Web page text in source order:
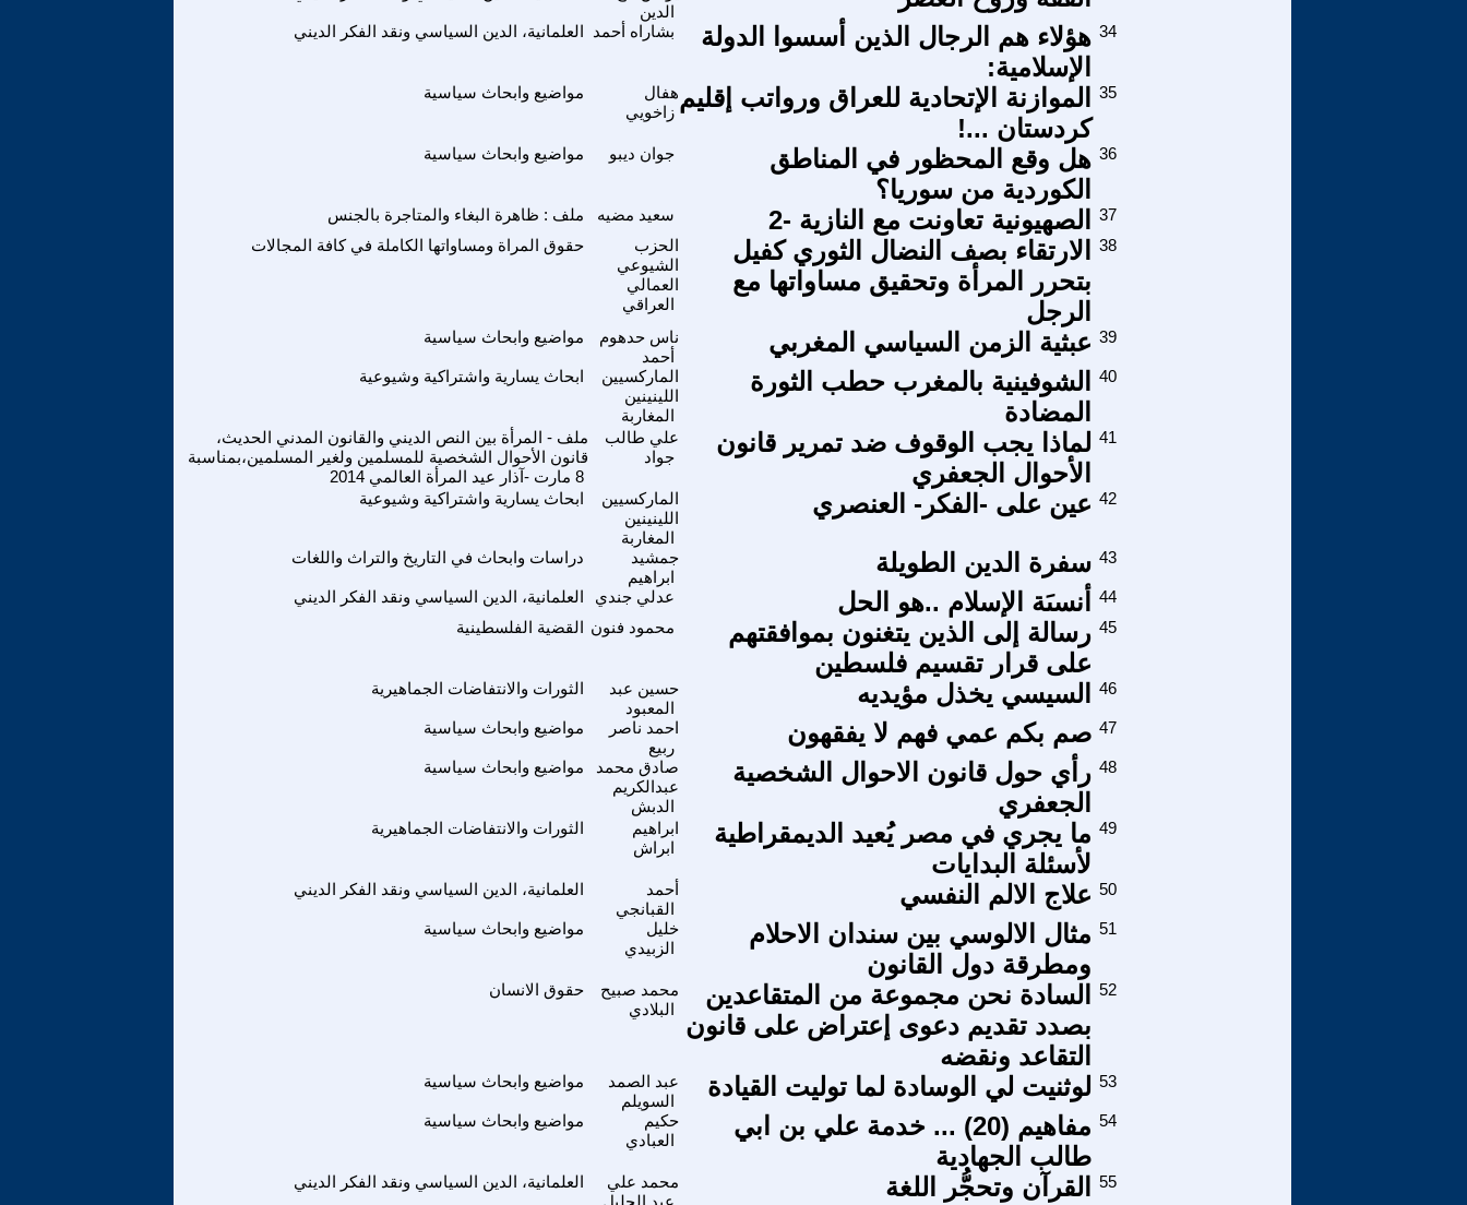
الدين
العلمانية، الدين السياسي ونقد الفكر الديني بشاراه أحمد
هؤلاء هم الرجال الذين أسسوا الدولة
الإسلامية:
34
مواضيع وابحاث سياسية
هفال
زاخويي الموازنة الإتحادية للعراق ورواتب إقليم
كردستان ...!
35
مواضيع وابحاث سياسية جوان ديبو
هل وقع المحظور في المناطق
الكوردية من سوريا؟
36
ملف : ظاهرة البغاء والمتاجرة بالجنس سعيد مضيه الصهيونية تعاونت مع النازية -2
37
حقوق المراة ومساواتها الكاملة في كافة المجالات
الحزب
الشيوعي
العمالي
العراقي
الارتقاء بصف النضال الثوري كفيل
بتحرر المرأة وتحقيق مساواتها مع
الرجل
38
مواضيع وابحاث سياسية
ناس حدهوم
أحمد
عبثية الزمن السياسي المغربي 39
ابحاث يسارية واشتراكية وشيوعية
الماركسيين
اللينينين
المغاربة
الشوفينية بالمغرب حطب الثورة
المضادة
40
ملف - المرأة بين النص الديني والقانون المدني الحديث،
قانون الأحوال الشخصية للمسلمين ولغير المسلمين،بمناسبة
8 مارت -آذار عيد المرأة العالمي 2014
علي طالب
جواد
لماذا يجب الوقوف ضد تمرير قانون
الأحوال الجعفري
41
ابحاث يسارية واشتراكية وشيوعية
الماركسيين
اللينينين
المغاربة
عين على -الفكر- العنصري 42
دراسات وابحاث في التاريخ والتراث واللغات
جمشيد
ابراهيم
سفرة الدين الطويلة 43
العلمانية، الدين السياسي ونقد الفكر الديني عدلي جندي أنسىَة الإسلام ..هو الحل
44
القضية الفلسطينية محمود فنون
رسالة إلى الذين يتغنون بموافقتهم
على قرار تقسيم فلسطين
45
الثورات والانتفاضات الجماهيرية
حسين عبد
المعبود
السيسي يخذل مؤيديه 46
مواضيع وابحاث سياسية
احمد ناصر
ربيع
صم بكم عمي فهم لا يفقهون 47
مواضيع وابحاث سياسية
صادق محمد
عبدالكريم
الدبش
رأي حول قانون الاحوال الشخصية
الجعفري
48
الثورات والانتفاضات الجماهيرية
ابراهيم
ابراش
ما يجري في مصر يُعيد الديمقراطية
لأسئلة البدايات
49
العلمانية، الدين السياسي ونقد الفكر الديني
أحمد
القبانجي
علاج الالم النفسي 50
مواضيع وابحاث سياسية
خليل
الزبيدي
مثال الالوسي بين سندان الاحلام
ومطرقة دول القانون
51
حقوق الانسان
محمد صبيح
البلادي
السادة نحن مجموعة من المتقاعدين
بصدد تقديم دعوى إعتراض على قانون
التقاعد ونقضه
52
مواضيع وابحاث سياسية
عبد الصمد
السويلم
لوثنيت لي الوسادة لما توليت القيادة 53
مواضيع وابحاث سياسية
حكيم
العبادي
مفاهيم (20) ... خدمة علي بن ابي
طالب الجهادية
54
العلمانية، الدين السياسي ونقد الفكر الديني
محمد علي
عبد الجليل
القرآن وتحجُّر اللغة 55